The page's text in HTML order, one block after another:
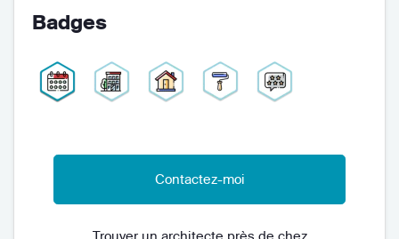
Badges
Contactez-moi
Trouver un architecte près de chez